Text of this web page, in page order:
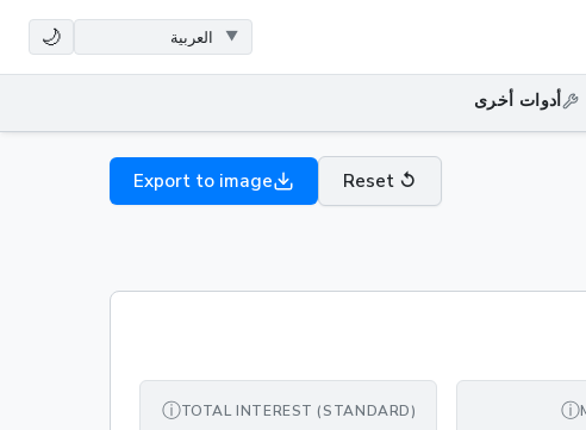
🌙
أدوات أخرى
↺
Reset
Export to image
ⓘ
TOTAL INTEREST (STANDARD)
ⓘ